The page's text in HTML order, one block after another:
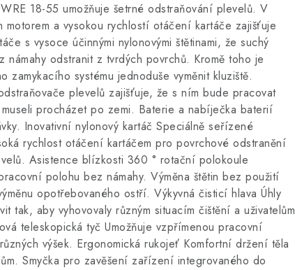
18-55 umožňuje šetrné odstraňování plevelů. V
motorem a vysokou rychlostí otáčení kartáče zajišťuje
s vysoce účinnými nylonovými štětinami, že suchý
námahy odstranit z tvrdých povrchů. Kromě toho je
zamykacího systému jednoduše vyměnit kluziště.
plevelů zajišťuje, že s ním bude pracovat
procházet po zemi. Baterie a nabíječka baterií
Inovativní nylonový kartáč Speciálně seřízené
rychlost otáčení kartáčem pro povrchové odstranění
Asistence blízkosti 360 ° rotační polokoule
polohu bez námahy. Výměna štětin bez použití
opotřebovaného ostří. Výkyvná čisticí hlava Úhly
tak, aby vyhovovaly různým situacím čištění a uživatelům
teleskopická tyč Umožňuje vzpřímenou pracovní
výšek. Ergonomická rukojeť Komfortní držení těla
Smyčka pro zavěšení zařízení integrovaného do